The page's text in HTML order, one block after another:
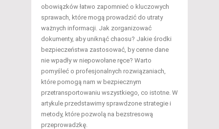
obowiązków łatwo zapomnieć o kluczowych
sprawach, które mogą prowadzić do utraty
ważnych informacji. Jak zorganizować
dokumenty, aby uniknąć chaosu? Jakie środki
bezpieczeństwa zastosować, by cenne dane
nie wpadły w niepowołane ręce? Warto
pomyśleć o profesjonalnych rozwiązaniach,
które pomogą nam w bezpiecznym
przetransportowaniu wszystkiego, co istotne. W
artykule przedstawimy sprawdzone strategie i
metody, które pozwolą na bezstresową
przeprowadzkę.